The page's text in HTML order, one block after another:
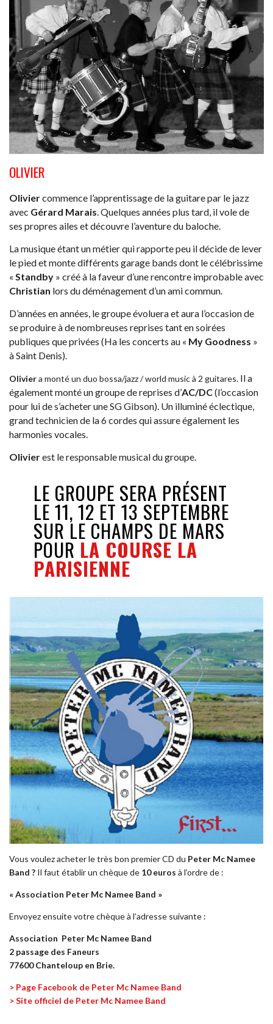
OLIVIER
Oliviercommence l’apprentissage de la guitare par le jazz
avec Gérard Marais . Quelques années plus tard, il vole de
ses propres ailes et découvre l’aventure du baloche.
La musique étant un métier qui rapporte peu il décide de lever
le pied et monte différents garage bands dont le célébrissime
« Standby » créé à la faveur d’une rencontre improbable avec
Christian lors du déménagement d’un ami commun.
D’années en années, le groupe évoluera et aura l’occasion de
se produire à de nombreuses reprises tant en soirées
publiques que privées (Ha les concerts au « My Goodness »
à Saint Denis).
Oliviera monté un duo bossa/jazz / world music à 2 guitares. Il a
également monté un groupe de reprises d’AC/DC(l’occasion
pour lui de s’acheter une SG Gibson). Un illuminé éclectique,
grand technicien de la 6 cordes qui assure également les
harmonies vocales.
Olivierest le responsablemusical du groupe.
LE GROUPE SERA PRÉSENT
LE 11, 12 ET 13 SEPTEMBRE
SUR LE CHAMPS DE MARS
POUR LA COURSE LA
PARISIENNE
Vous voulez acheter le très bon premier CD du Peter Mc Namee
Band ? Il faut établir un chèque de 10 euros à l’ordre de :
« Association Peter Mc Namee Band »
Envoyez ensuite votre chèque à l’adresse suivante :
Association Peter Mc Namee Band
2 passage des Faneurs
77600 Chanteloup en Brie.
> Page Facebook de Peter Mc Namee Band
> Site officiel de Peter Mc Namee Band